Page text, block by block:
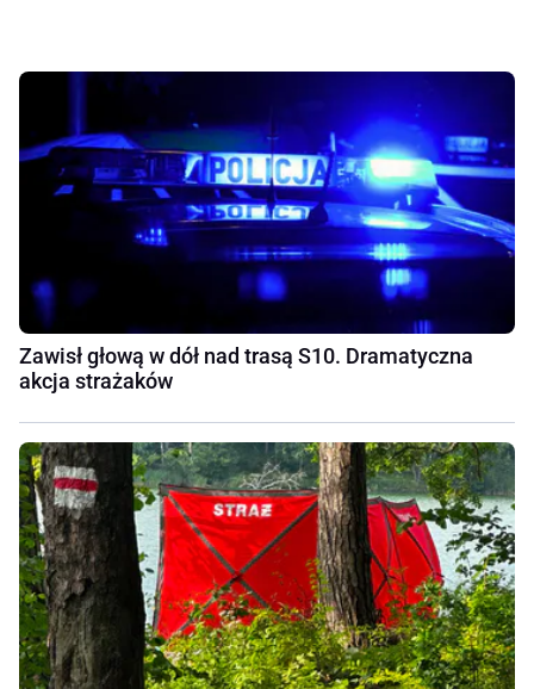
Zawisł głową w dół nad trasą S10. Dramatyczna
akcja strażaków